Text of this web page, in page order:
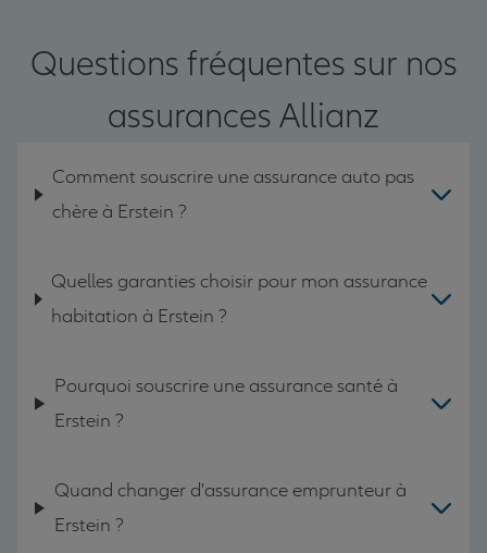
Questions fréquentes sur nos
assurances Allianz
Comment souscrire une assurance auto pas
chère à Erstein ?
Quelles garanties choisir pour mon assurance
habitation à Erstein ?
Pourquoi souscrire une assurance santé à
Erstein ?
Quand changer d'assurance emprunteur à
Erstein ?